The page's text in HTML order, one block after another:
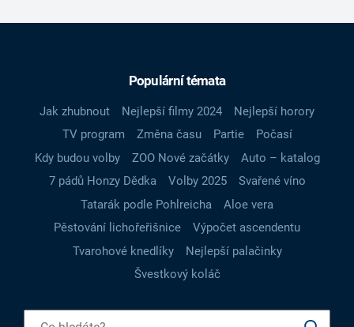
Populární témata
Jak zhubnout Nejlepší filmy 2024
Nejlepší horory
TV program
Změna času Partie
Počasí
Kdy budou volby
ZOO Nové začátky
Auto – katalog
7 pádů Honzy Dědka
Volby 2025
Svařené víno
Tatarák podle Pohlreicha
Aloe vera
Pěstování lichořeřišnice
Výpočet ascendentu
Tvarohové knedlíky
Nejlepší palačinky
Švestkový koláč